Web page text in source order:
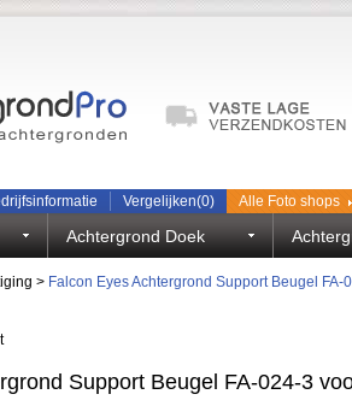
Vergelijken(0) Alle Foto shops
Achtergrond Doek
> Falcon Eyes Achtergrond Support Beugel FA-
Support Beugel FA-024-3